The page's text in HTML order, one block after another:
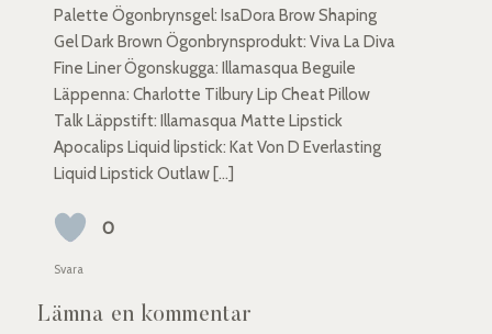
Palette Ögonbrynsgel: IsaDora Brow Shaping
Gel Dark Brown Ögonbrynsprodukt: Viva La Diva
Fine Liner Ögonskugga: Illamasqua Beguile
Läppenna: Charlotte Tilbury Lip Cheat Pillow
Talk Läppstift: Illamasqua Matte Lipstick
Apocalips Liquid lipstick: Kat Von D Everlasting
Liquid Lipstick Outlaw […]
0
Svara
Lämna en kommentar